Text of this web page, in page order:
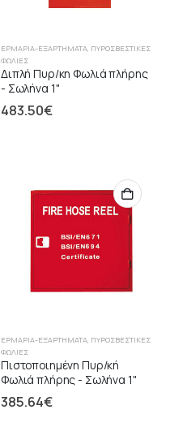
ΕΡΜΆΡΙΑ-ΕΞΑΡΤΉΜΑΤΑ, ΠΥΡΟΣΒΕΣΤΙΚΈΣ
ΦΩΛΙΈΣ
Διπλή Πυρ/κη Φωλιά πλήρης
- Σωλήνα 1"
483.50€
ΕΡΜΆΡΙΑ-ΕΞΑΡΤΉΜΑΤΑ, ΠΥΡΟΣΒΕΣΤΙΚΈΣ
ΦΩΛΙΈΣ
Πιστοποιημένη Πυρ/κή
Φωλιά πλήρης - Σωλήνα 1"
385.64€